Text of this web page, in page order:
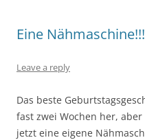
Eine Nähmaschine!!!
Leave a reply
Das beste
fast zwei Wochen her,
jetzt eine eigene